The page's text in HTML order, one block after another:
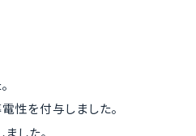
性を付与しました。
した。